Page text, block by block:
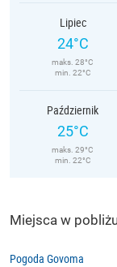
Lipiec
24°C
maks. 28°C
min. 22°C
Październik
25°C
maks. 29°C
min. 22°C
Miejsca w
Pogoda Govoma